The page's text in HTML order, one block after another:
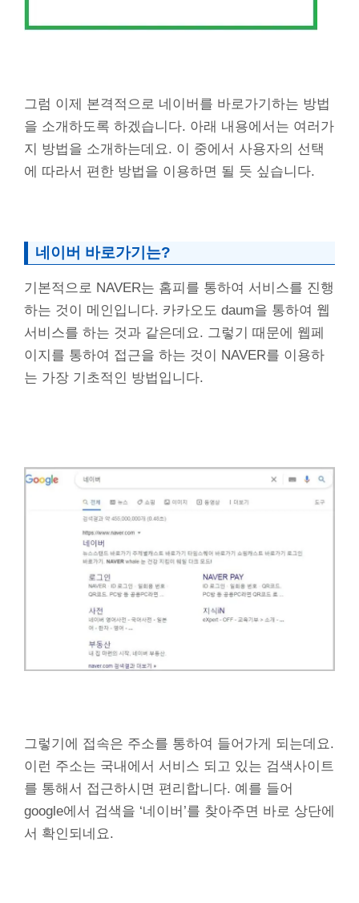
그럼 이제 본격적으로 네이버를 바로가기하는 방법
을 소개하도록 하겠습니다. 아래 내용에서는 여러가
지 방법을 소개하는데요. 이 중에서 사용자의 선택
에 따라서 편한 방법을 이용하면 될 듯 싶습니다.
네이버 바로가기는?
기본적으로 NAVER는 홈피를 통하여 서비스를 진행
하는 것이 메인입니다. 카카오도 daum을 통하여 웹
서비스를 하는 것과 같은데요. 그렇기 때문에 웹페
이지를 통하여 접근을 하는 것이 NAVER를 이용하
는 가장 기초적인 방법입니다.
그렇기에 접속은 주소를 통하여 들어가게 되는데요.
이런 주소는 국내에서 서비스 되고 있는 검색사이트
를 통해서 접근하시면 편리합니다. 예를 들어
google에서 검색을 ‘네이버’를 찾아주면 바로 상단에
서 확인되네요.